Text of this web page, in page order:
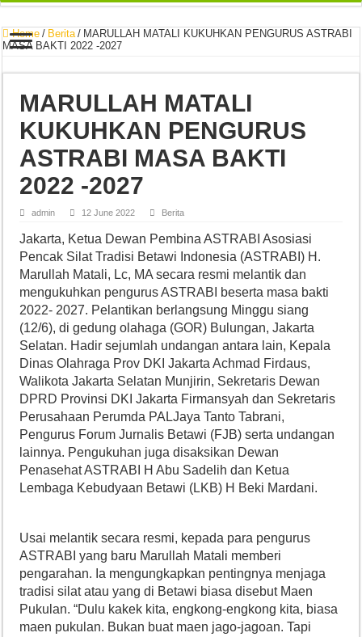
Home / Berita / MARULLAH MATALI KUKUHKAN PENGURUS ASTRABI
MASA BAKTI 2022 -2027
MARULLAH MATALI
KUKUHKAN PENGURUS
ASTRABI MASA BAKTI
2022 -2027
admin 12 June 2022 Berita
Jakarta, Ketua Dewan Pembina ASTRABI Asosiasi
Pencak Silat Tradisi Betawi Indonesia (ASTRABI) H.
Marullah Matali, Lc, MA secara resmi melantik dan
mengukuhkan pengurus ASTRABI beserta masa bakti
2022- 2027. Pelantikan berlangsung Minggu siang
(12/6), di gedung olahaga (GOR) Bulungan, Jakarta
Selatan. Hadir sejumlah undangan antara lain, Kepala
Dinas Olahraga Prov DKI Jakarta Achmad Firdaus,
Walikota Jakarta Selatan Munjirin, Sekretaris Dewan
DPRD Provinsi DKI Jakarta Firmansyah dan Sekretaris
Perusahaan Perumda PALJaya Tanto Tabrani,
Pengurus Forum Jurnalis Betawi (FJB) serta undangan
lainnya. Pengukuhan juga disaksikan Dewan
Penasehat ASTRABI H Abu Sadelih dan Ketua
Lembaga Kebudyaan Betawi (LKB) H Beki Mardani.
Usai melantik secara resmi, kepada para pengurus
ASTRABI yang baru Marullah Matali memberi
pengarahan. Ia mengungkapkan pentingnya menjaga
tradisi silat atau yang di Betawi biasa disebut Maen
Pukulan. “Dulu kakek kita, engkong-engkong kita, biasa
maen pukulan. Bukan buat maen jago-jagoan. Tapi